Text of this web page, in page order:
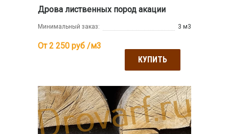
Дрова лиственных пород акации
Минимальный заказ: 3 м3
От 2 250 руб /м3
КУПИТЬ